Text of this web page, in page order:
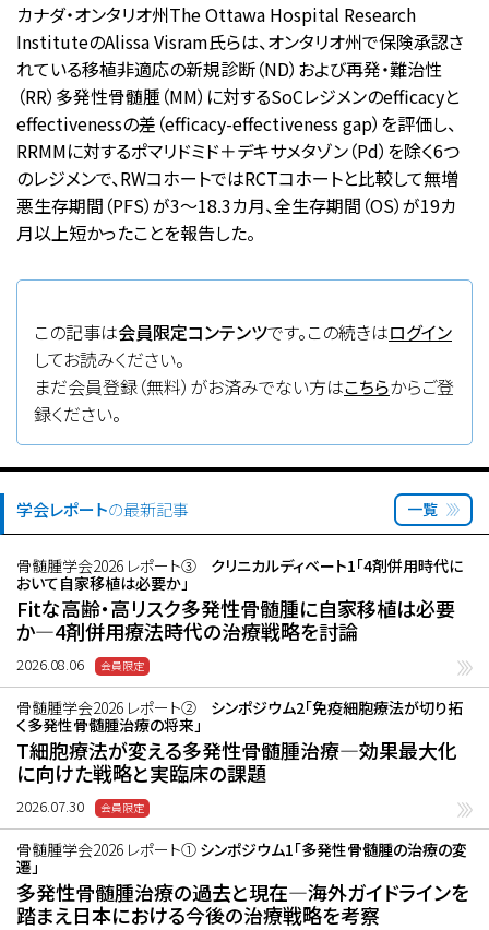
カナダ・オンタリオ州The Ottawa Hospital Research
InstituteのAlissa Visram氏らは、オンタリオ州で保険承認さ
れている移植非適応の新規診断（ND）および再発・難治性
（RR）多発性骨髄腫（MM）に対するSoCレジメンのefficacyと
effectivenessの差（efficacy-effectiveness gap）を評価し、
RRMMに対するポマリドミド＋デキサメタゾン（Pd）を除く6つ
のレジメンで、RWコホートではRCTコホートと比較して無増
悪生存期間（PFS）が3〜18.3カ月、全生存期間（OS）が19カ
月以上短かったことを報告した。
この記事は会員限定コンテンツです。この続きはログイン
してお読みください。
まだ会員登録（無料）がお済みでない方はこちらからご登
録ください。
学会レポートの最新記事 一覧
骨髄腫学会2026 レポート③
クリニカルディベート1「4剤併用時代に
おいて自家移植は必要か」
Fitな高齢・高リスク多発性骨髄腫に自家移植は必要
か―4剤併用療法時代の治療戦略を討論
2026.08.06
骨髄腫学会2026 レポート②
シンポジウム2「免疫細胞療法が切り拓
く多発性骨髄腫治療の将来」
T細胞療法が変える多発性骨髄腫治療―効果最大化
に向けた戦略と実臨床の課題
2026.07.30
骨髄腫学会2026 レポート① シンポジウム1「多発性骨髄腫の治療の変
遷」
多発性骨髄腫治療の過去と現在―海外ガイドラインを
踏まえ日本における今後の治療戦略を考察